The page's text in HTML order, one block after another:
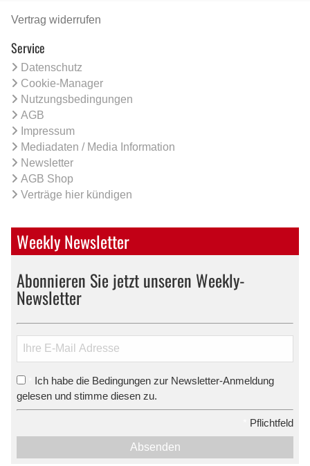
Vertrag widerrufen
Service
Datenschutz
Cookie-Manager
Nutzungsbedingungen
AGB
Impressum
Mediadaten / Media Information
Newsletter
AGB Shop
Verträge hier kündigen
Weekly Newsletter
Abonnieren Sie jetzt unseren Weekly-
Newsletter
Ich habe die Bedingungen zur Newsletter-Anmeldung
gelesen und stimme diesen zu.
Pflichtfeld
Absenden